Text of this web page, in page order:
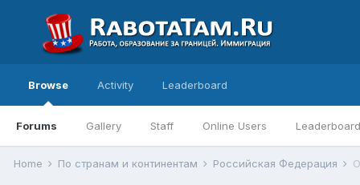
Browse
Forums Gallery Staff Online Users Leaderboard
Activity Leaderboard
Home По странам и континентам Российская Федерация